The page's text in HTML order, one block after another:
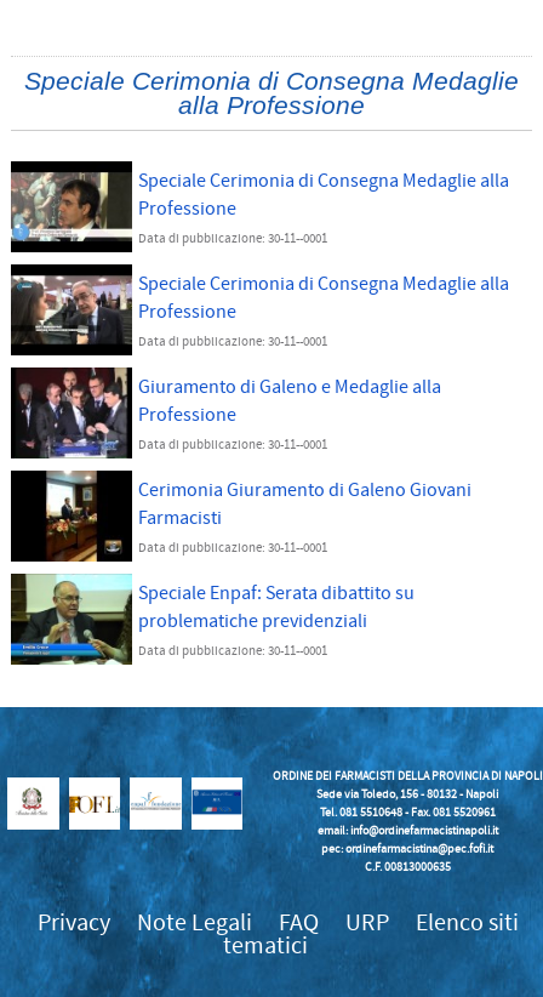
Speciale Cerimonia di Consegna Medaglie
alla Professione
Speciale Cerimonia di Consegna Medaglie alla
Professione
Data di pubblicazione: 30-11--0001
Speciale Cerimonia di Consegna Medaglie alla
Professione
Data di pubblicazione: 30-11--0001
Giuramento di Galeno e Medaglie alla
Professione
Data di pubblicazione: 30-11--0001
Cerimonia Giuramento di Galeno Giovani
Farmacisti
Data di pubblicazione: 30-11--0001
Speciale Enpaf: Serata dibattito su
problematiche previdenziali
Data di pubblicazione: 30-11--0001
ORDINE DEI FARMACISTI DELLA PROVINCIA DI NAPOLI
Sede via Toledo, 156 - 80132 - Napoli
Tel. 081 5510648 - Fax. 081 5520961
email:info@ordinefarmacistinapoli.it
pec: ordinefarmacistina@pec.fofi.it
C.F. 00813000635
Privacy Note Legali FAQ URP
Elenco siti
tematici